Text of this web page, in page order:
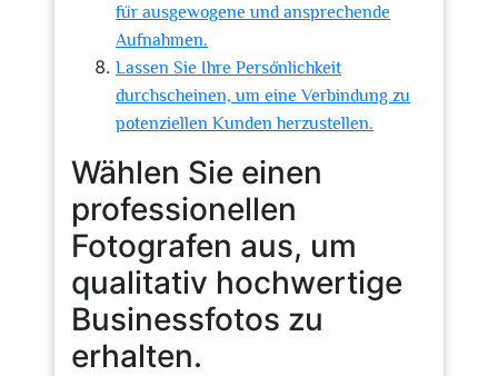
für ausgewogene und ansprechende
Aufnahmen.
Lassen Sie Ihre Persönlichkeit
durchscheinen, um eine Verbindung zu
potenziellen Kunden herzustellen.
Wählen Sie einen
professionellen
Fotografen aus, um
qualitativ hochwertige
Businessfotos zu
erhalten.